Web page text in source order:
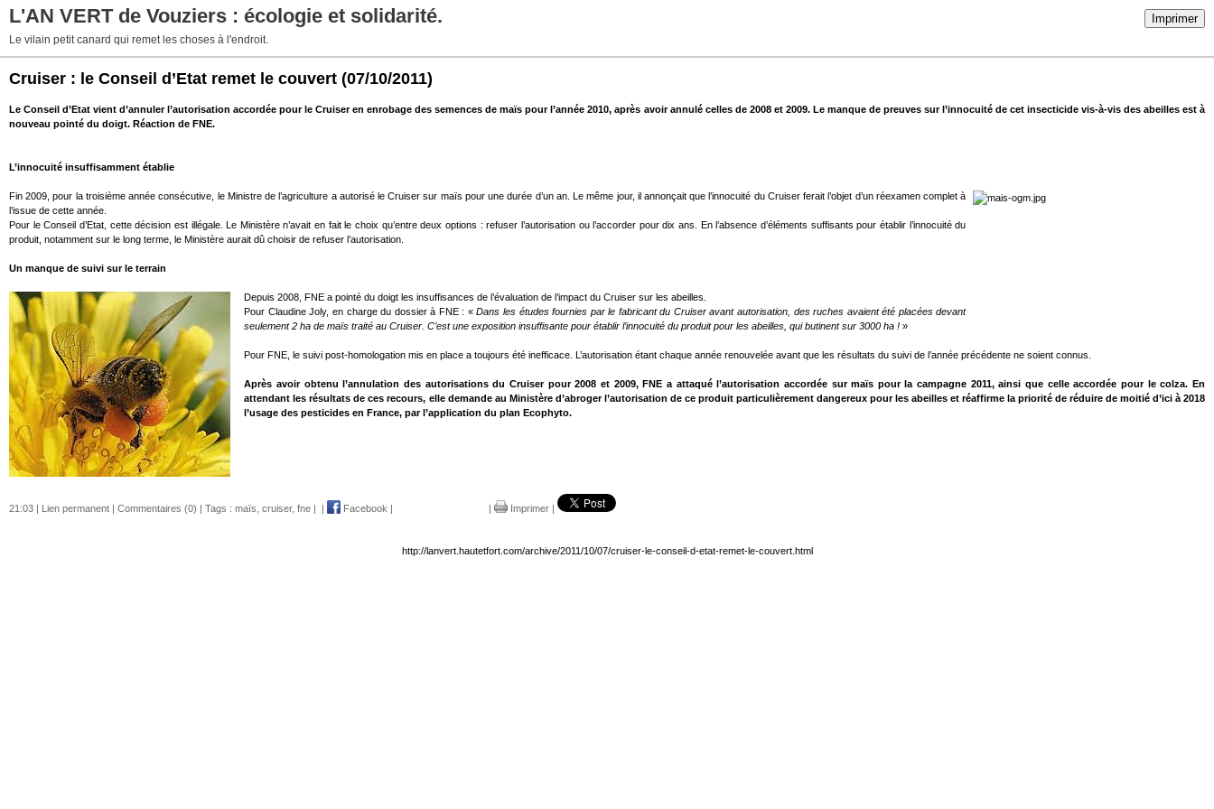
Imprimer
L'AN VERT de Vouziers : écologie et solidarité.
Le vilain petit canard qui remet les choses à l'endroit.
Cruiser : le Conseil d’Etat remet le couvert (07/10/2011)
Le Conseil d’Etat vient d’annuler l’autorisation accordée pour le Cruiser en enrobage des semences de maïs pour l’année 2010, après avoir annulé celles de 2008 et 2009. Le manque de preuves sur l’innocuité de cet insecticide vis-à-vis des abeilles est à
nouveau pointé du doigt. Réaction de FNE.
L’innocuité insuffisamment établie
Fin 2009, pour la troisième année consécutive, le Ministre de l’agriculture a autorisé le Cruiser sur maïs pour une durée d’un an. Le même jour, il annonçait que l’innocuité du Cruiser ferait l’objet d’un réexamen complet à
l’issue de cette année.
Pour le Conseil d’Etat, cette décision est illégale. Le Ministère n’avait en fait le choix qu’entre deux options : refuser l’autorisation ou l’accorder pour dix ans. En l’absence d’éléments suffisants pour établir l’innocuité du
produit, notamment sur le long terme, le Ministère aurait dû choisir de refuser l’autorisation.
Un manque de suivi sur le terrain
Depuis 2008, FNE a pointé du doigt les insuffisances de l’évaluation de l’impact du Cruiser sur les abeilles.
Pour Claudine Joly, en charge du dossier à FNE : «Dans les études fournies par le fabricant du Cruiser avant autorisation, des ruches avaient été placées devant
seulement 2 ha de maïs traité au Cruiser. C’est une exposition insuffisante pour établir l’innocuité du produit pour les abeilles, qui butinent sur 3000 ha ! »
Pour FNE, le suivi post-homologation mis en place a toujours été inefficace. L’autorisation étant chaque année renouvelée avant que les résultats du suivi de l’année précédente ne soient connus.
Après avoir obtenu l’annulation des autorisations du Cruiser pour 2008 et 2009, FNE a attaqué l’autorisation accordée sur maïs pour la campagne 2011, ainsi que celle accordée pour le colza. En
attendant les résultats de ces recours, elle demande au Ministère d’abroger l’autorisation de ce produit particulièrement dangereux pour les abeilles et réaffirme la priorité de réduire de moitié d’ici à 2018
l’usage des pesticides en France, par l’application du plan Ecophyto.
21:03 | Lien permanent | Commentaires (0) | Tags : maïs cruiser, fne | | Facebook | | Imprimer |
http://lanvert.hautetfort.com/archive/2011/10/07/cruiser-le-conseil-d-etat-remet-le-couvert.html